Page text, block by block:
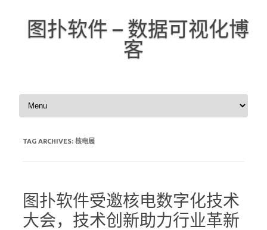
图扑软件 – 数据可视化博
客
Skip to content
TAG ARCHIVES: 核电展
图扑软件受邀核电数字化技术
大会，技术创新助力行业革新